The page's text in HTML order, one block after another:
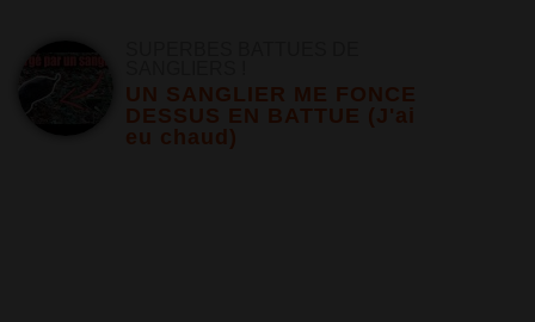
UN SANGLIER ME FONCE
DESSUS EN BATTUE (J'ai
eu chaud)